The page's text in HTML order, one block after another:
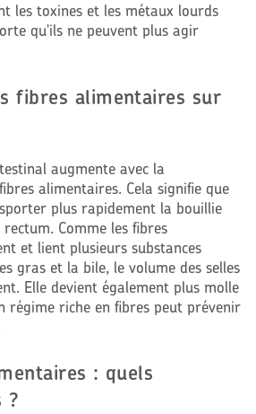
les toxines et les métaux lourds
qu'ils ne peuvent plus agir
fibres alimentaires sur
augmente avec la
alimentaires. Cela signifie que
plus rapidement la bouillie
Comme les fibres
et lient plusieurs substances
gras et la bile, le volume des selles
Elle devient également plus molle
régime riche en fibres peut prévenir
: quels
?